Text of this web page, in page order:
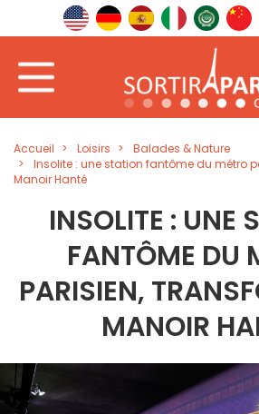
Accueil Loisirs
Balades & Nature
Insolite : une station fantôme du métro
Manoir Hanté
INSOLITE : UNE
FANTÔME DU
PARISIEN,
MANOIR